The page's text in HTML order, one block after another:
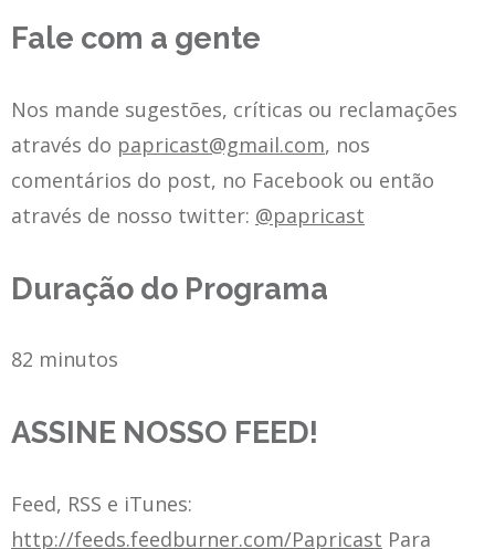
Fale com a gente
Nos mande sugestões, críticas ou reclamações
através do papricast@gmail.com, nos
comentários do post, no Facebook ou então
através de nosso twitter: @papricast
Duração do Programa
82 minutos
ASSINE NOSSO FEED!
Feed, RSS e iTunes:
http://feeds.feedburner.com/Papricast Para